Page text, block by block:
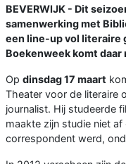
BEVERWIJK - Dit
samenwerking met
een line-up vol literaire
Boekenweek komt
Op dinsdag 17 maart
Theater voor de literaire
journalist. Hij studeerde
maakte zijn studie niet
correspondent werd,